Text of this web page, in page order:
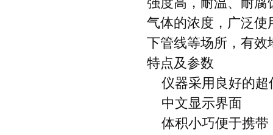
气体的浓度，广泛使
下管线等场所，有效
特点及参数
仪器采用良好的超
中文显示界面
体积小巧便于携带